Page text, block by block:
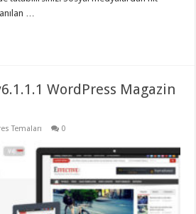
…
WordPress Magazin
Temaları 0